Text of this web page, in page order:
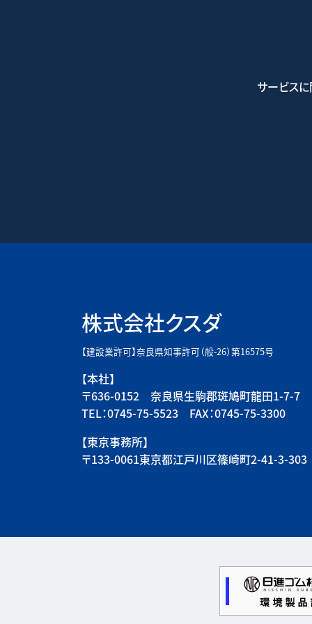
サービス
株式会社クスダ
【建設業許可】奈良県知事許可（般-26）第16575号
【本社】
〒636-0152 奈良県生駒郡斑鳩町龍田1-7-7
TEL：0745-75-5523 FAX：0745-75-3300
【東京事務所】
〒133-0061東京都江戸川区篠崎町2-41-3-303